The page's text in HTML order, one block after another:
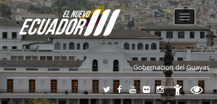
Gobernacion del Guayas
Toggle
navigation